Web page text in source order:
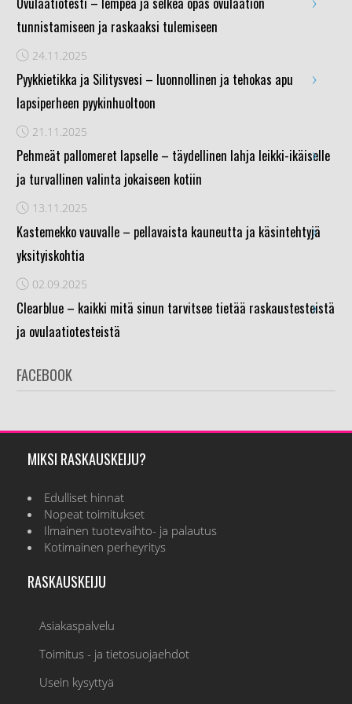
tunnistamiseen ja raskaaksi tulemiseen
24.11.2025
Pyykkietikka ja Silitysvesi – luonnollinen ja tehokas apu
lapsiperheen pyykinhuoltoon
›
21.11.2025
Pehmeät pallomeret lapselle – täydellinen lahja leikki-ikäiselle
ja turvallinen valinta jokaiseen kotiin
›
13.11.2025
Kastemekko vauvalle – pellavaista kauneutta ja käsintehtyjä
yksityiskohtia
›
02.09.2025
Clearblue – kaikki mitä sinun tarvitsee tietää raskaustesteistä
ja ovulaatiotesteistä
›
FACEBOOK
MIKSI RASKAUSKEIJU?
Edulliset hinnat
Nopeat toimitukset
Ilmainen tuotevaihto- ja palautus
Kotimainen perheyritys
RASKAUSKEIJU
Asiakaspalvelu
Toimitus - ja tietosuojaehdot
Usein kysyttyä